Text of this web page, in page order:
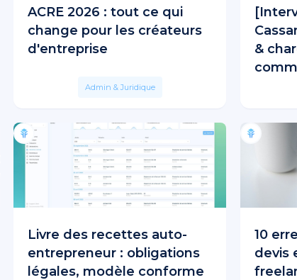
ACRE 2026 : tout ce qui
change pour les créateurs
d'entreprise
Admin & Juridique
&
Livre des recettes auto-
entrepreneur : obligations
légales, modèle conforme
10
devis